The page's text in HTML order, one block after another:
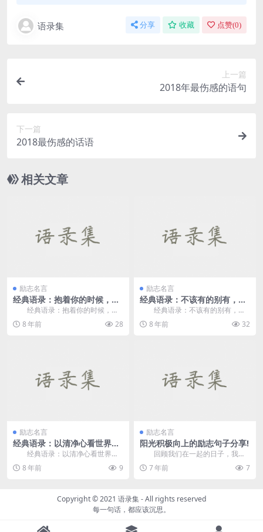
语录集 分享 收藏 点赞(0)
上一篇
2018年最伤感的语句
下一篇
2018最伤感的话语
相关文章
励志名言
经典语录：抱着你的时候，感
觉像在倒计时
经典语录：抱着你的时候，感
觉像在倒计时 1、不能永远地
像个胆怯的小孩子，...
8 年前 28
励志名言
经典语录：不该有的别有，比
如期待
经典语录：不该有的别有，比
如期待 1、我不想失去你，才
会那般委屈求全。 ...
8 年前 32
励志名言
经典语录：以清净心看世界，
用欢喜心过生活
经典语录：以清净心看世界，
用欢喜心过生活 1、面对聪明
人，除非你比他聪明...
8 年前 9
励志名言
阳光积极向上的励志句子分享!
回顾我们在一起的日子，我忍
不住心痛。你不是说你不应该分开
吗？你怎么能忍受让我...
7 年前 7
Copyright © 2021 语录集- All rights reserved
每一句话，都应该沉思。